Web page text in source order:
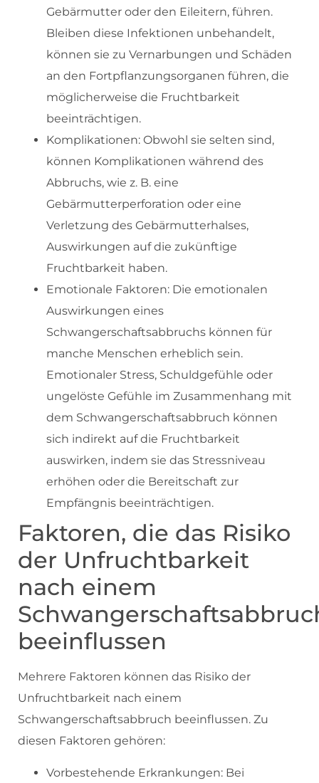
Gebärmutter oder den Eileitern, führen.
Bleiben diese Infektionen unbehandelt,
können sie zu Vernarbungen und Schäden
an den Fortpflanzungsorganen führen, die
möglicherweise die Fruchtbarkeit
beeinträchtigen.
Komplikationen: Obwohl sie selten sind,
können Komplikationen während des
Abbruchs, wie z. B. eine
Gebärmutterperforation oder eine
Verletzung des Gebärmutterhalses,
Auswirkungen auf die zukünftige
Fruchtbarkeit haben.
Emotionale Faktoren: Die emotionalen
Auswirkungen eines
Schwangerschaftsabbruchs können für
manche Menschen erheblich sein.
Emotionaler Stress, Schuldgefühle oder
ungelöste Gefühle im Zusammenhang mit
dem Schwangerschaftsabbruch können
sich indirekt auf die Fruchtbarkeit
auswirken, indem sie das Stressniveau
erhöhen oder die Bereitschaft zur
Empfängnis beeinträchtigen.
Faktoren, die das Risiko
der Unfruchtbarkeit
nach einem
beeinflussen
Mehrere Faktoren können das Risiko der
Unfruchtbarkeit nach einem
Schwangerschaftsabbruch beeinflussen. Zu
diesen Faktoren gehören:
Vorbestehende Erkrankungen: Bei